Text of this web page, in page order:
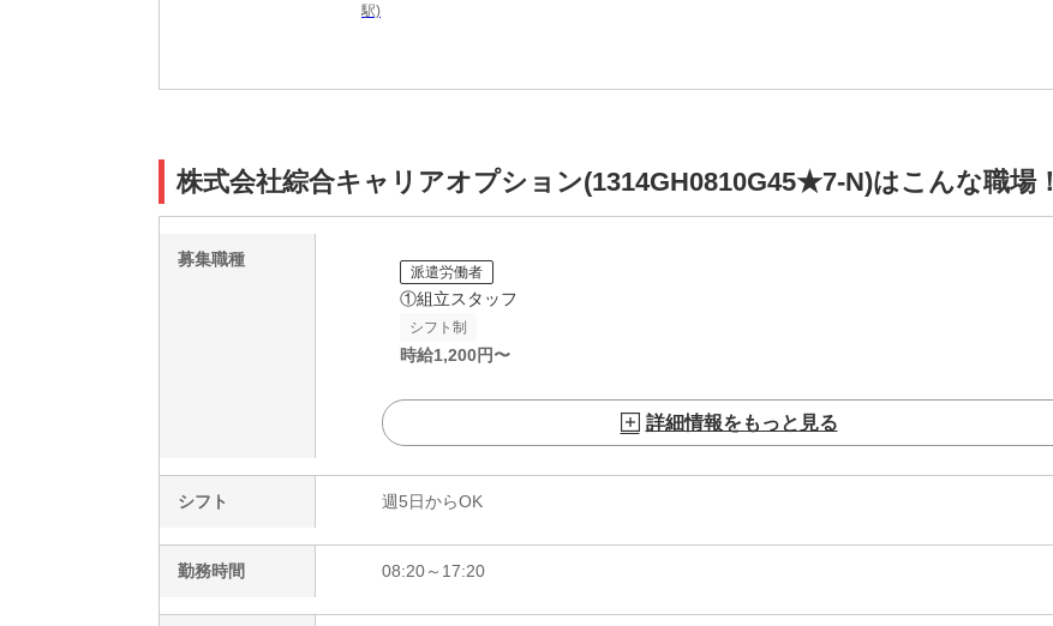
駅)
株式会社綜合キャリアオプション(1314GH0810G45★7-N)はこんな職場！
募集職種
派遣労働者
①組立スタッフ
シフト制
時給1,200円〜
詳細情報をもっと見る
シフト 週5日からOK
勤務時間 08:20～17:20